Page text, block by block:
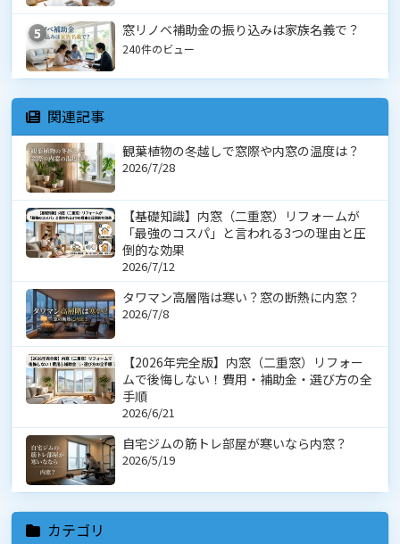
5 窓リノベ補助金の振り込みは家族名義で？
240件のビュー
関連記事
観葉植物の冬越しで窓際や内窓の温度は？
2026/7/28
【基礎知識】内窓（二重窓）リフォームが
「最強のコスパ」と言われる3つの理由と圧
倒的な効果
2026/7/12
タワマン高層階は寒い？窓の断熱に内窓？
2026/7/8
【2026年完全版】内窓（二重窓）リフォー
ムで後悔しない！費用・補助金・選び方の全
手順
2026/6/21
自宅ジムの筋トレ部屋が寒いなら内窓？
2026/5/19
カテゴリ